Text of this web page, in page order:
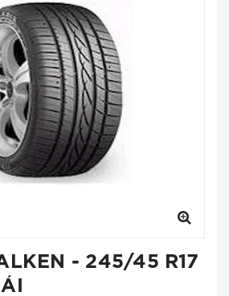
- 245/45 R17